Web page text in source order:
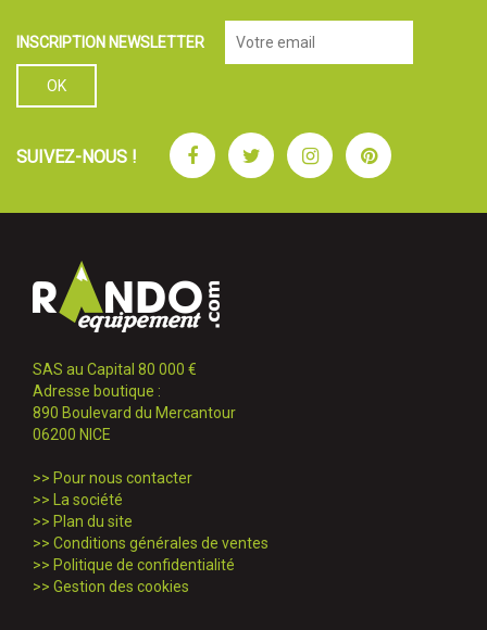
INSCRIPTION NEWSLETTER
SUIVEZ-NOUS ! FacebookTwitterInstagramPinterest
SAS au Capital 80 000 €
Adresse boutique :
890 Boulevard du Mercantour
06200 NICE
>> Pour nous contacter
>>
La société
>> Plan du site
>> Conditions générales de ventes
>> Politique de confidentialité
>> Gestion des cookies